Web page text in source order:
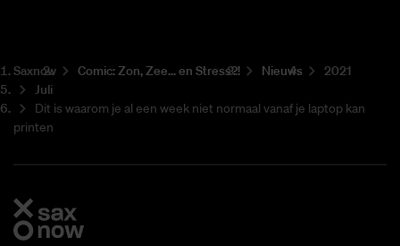
Saxnow Co­mic: Zon, Zee... en Stress?! Nieuws
2021
Juli
Dit is waarom je al een week niet normaal vanaf je laptop kan
printen